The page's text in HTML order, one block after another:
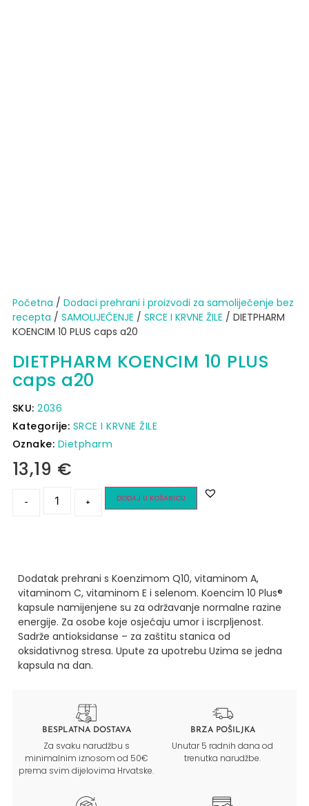
Početna / Dodaci prehrani i proizvodi za samoliječenje bez
recepta / SAMOLIJEČENJE / SRCE I KRVNE ŽILE / DIETPHARM
KOENCIM 10 PLUS caps a20
DIETPHARM KOENCIM 10 PLUS
caps a20
SKU:2036
Kategorije: SRCE I KRVNE ŽILE
Oznake: Dietpharm
13,19 €
- + DODAJ U KOŠARICU
Dodatak prehrani s Koenzimom Q10, vitaminom A,
vitaminom C, vitaminom E i selenom. Koencim 10 Plus®
kapsule namijenjene su za održavanje normalne razine
energije. Za osobe koje osjećaju umor i iscrpljenost.
Sadrže antioksidanse – za zaštitu stanica od
oksidativnog stresa. Upute za upotrebu Uzima se jedna
kapsula na dan.
BESPLATNA DOSTAVA
Za svaku narudžbu s
minimalnim iznosom od 50€
prema svim dijelovima Hrvatske.
BRZA POŠILJKA
Unutar 5 radnih dana od
trenutka narudžbe.